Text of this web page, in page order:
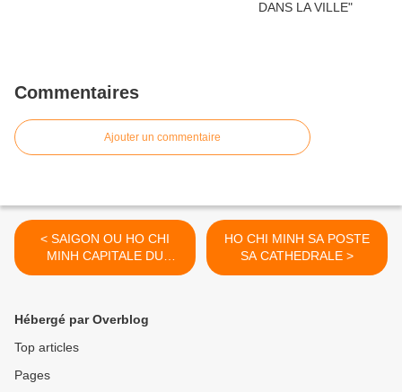
Commentaires
Ajouter un commentaire
< SAIGON OU HO CHI
MINH CAPITALE DU
VIETNAM
HO CHI MINH SA POSTE
SA CATHEDRALE >
Hébergé par Overblog
Top articles
Pages